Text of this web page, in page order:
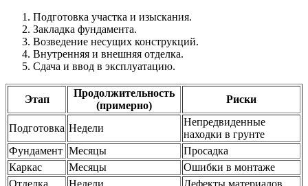
Подготовка участка и изыскания.
Закладка фундамента.
Возведение несущих конструкций.
Внутренняя и внешняя отделка.
Сдача и ввод в эксплуатацию.
Этап
Продолжительность
(примерно)
Риски
Подготовка Недели
Непредвиденные
находки в грунте
Фундамент Месяцы
Просадка
Каркас
Месяцы
Ошибки в монтаже
Отделка
Недели Дефекты материалов